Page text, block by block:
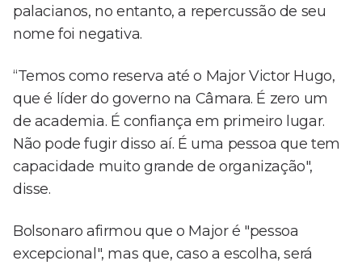
palacianos, no entanto, a repercussão de seu
nome foi negativa.
“Temos como reserva até o Major Victor Hugo,
que é líder do governo na Câmara. É zero um
de academia. É confiança em primeiro lugar.
Não pode fugir disso aí. É uma pessoa que tem
capacidade muito grande de organização",
disse.
Bolsonaro afirmou que o Major é "pessoa
excepcional", mas que, caso a escolha, será